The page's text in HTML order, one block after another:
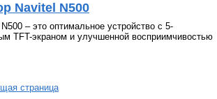
Navitel N500
– это оптимальное устройство с 5-
TFT-экраном и улучшенной восприимчивостью
страница